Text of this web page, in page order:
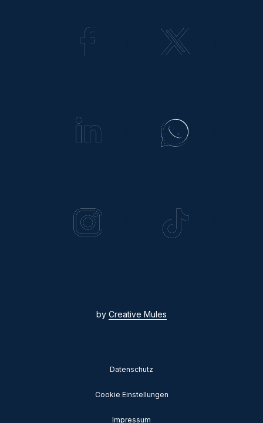
Datenschutz
Cookie Einstellungen
Impressum
by Creative Mules